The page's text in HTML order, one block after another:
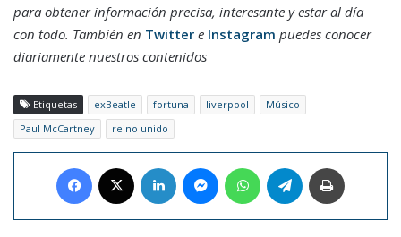
para obtener información precisa, interesante y estar al día
con todo. También en Twitter e Instagram puedes conocer
diariamente nuestros contenidos
Etiquetas exBeatle fortuna liverpool
Músico
Paul McCartney
reino unido
Facebook LinkedIn MessengerWhatsAppTelegram